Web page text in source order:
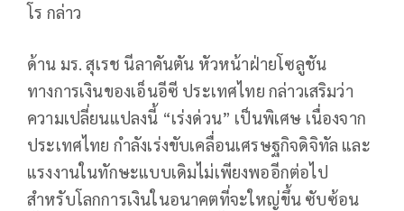
โร กล่าว
ด้าน มร. สุเรช นีลาคันตัน หัวหน้าฝ่ายโซลูชัน
ทางการเงินของเอ็นอีซี ประเทศไทย กล่าวเสริมว่า
ความเปลี่ยนแปลงนี้ “เร่งด่วน” เป็นพิเศษ เนื่องจาก
ประเทศไทย กำลังเร่งขับเคลื่อนเศรษฐกิจดิจิทัล และ
แรงงานในทักษะแบบเดิมไม่เพียงพออีกต่อไป
สำหรับโลกการเงินในอนาคตที่จะใหญ่ขึ้น ซับซ้อน